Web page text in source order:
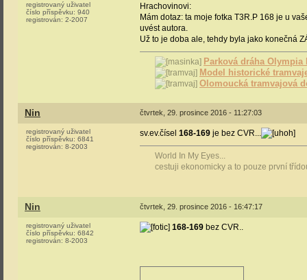
registrovaný uživatel
číslo příspěvku: 940
registrován: 2-2007
Hrachovinovi:
Mám dotaz: ta moje fotka T3R.P 168 je u
uvést autora.
Už to je doba ale, tehdy byla jako konečná
Parková dráha Olympia
Model historické
Olomoucká tramvajová
Nin čtvrtek, 29. prosince 2016 - 11:27:03
registrovaný uživatel
číslo příspěvku: 6841
registrován: 8-2003
sv.ev.čísel 168-169 je bez CVR...
World In My Eyes...
cestuji ekonomicky a to pouze první
Nin čtvrtek, 29. prosince 2016 - 16:47:17
registrovaný uživatel
číslo příspěvku: 6842
registrován: 8-2003
168-169 bez CVR..